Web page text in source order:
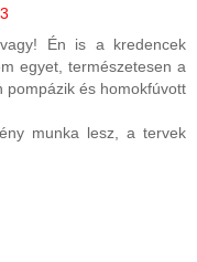
Én is a kredencek
egyet, természetesen a
és homokfúvott
munka lesz, a tervek